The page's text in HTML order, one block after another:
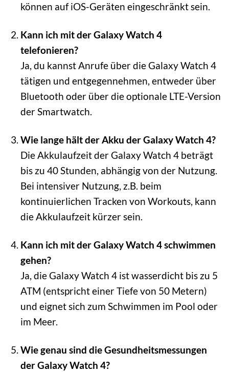
können auf iOS-Geräten eingeschränkt sein.
Kann ich mit der Galaxy Watch 4
telefonieren?
Ja, du kannst Anrufe über die Galaxy Watch 4
tätigen und entgegennehmen, entweder über
Bluetooth oder über die optionale LTE-Version
der Smartwatch.
Wie lange hält der Akku der Galaxy Watch 4?
Die Akkulaufzeit der Galaxy Watch 4 beträgt
bis zu 40 Stunden, abhängig von der Nutzung.
Bei intensiver Nutzung, z.B. beim
kontinuierlichen Tracken von Workouts, kann
die Akkulaufzeit kürzer sein.
Kann ich mit der Galaxy Watch 4 schwimmen
gehen?
Ja, die Galaxy Watch 4 ist wasserdicht bis zu 5
ATM (entspricht einer Tiefe von 50 Metern)
und eignet sich zum Schwimmen im Pool oder
im Meer.
Wie genau sind die Gesundheitsmessungen
der Galaxy Watch 4?